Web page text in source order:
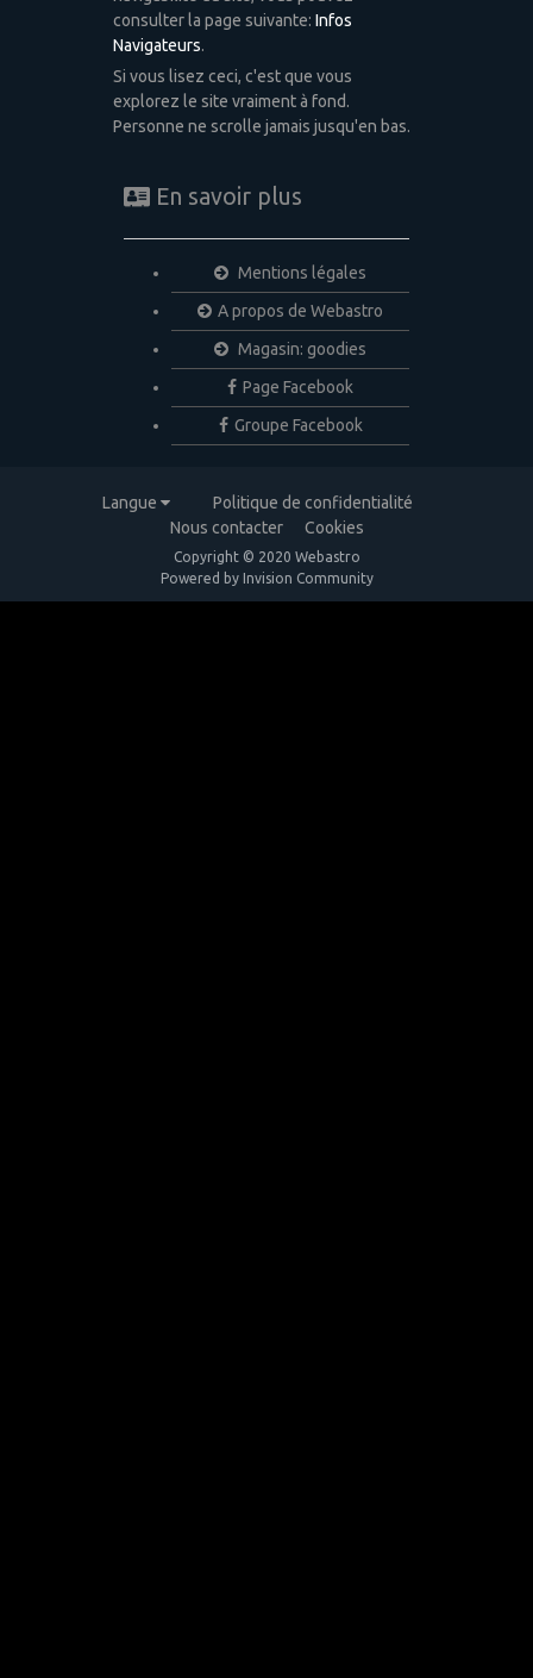
consulter la page suivante: Infos
Navigateurs.
Si vous lisez ceci, c'est que vous
explorez le site vraiment à fond.
Personne ne scrolle jamais jusqu'en bas.
En savoir plus
Mentions légales
A propos de Webastro
Magasin: goodies
Page Facebook
Groupe Facebook
Langue
Politique de confidentialité
Nous contacter
Cookies
Copyright © 2020 Webastro
Powered by Invision Community